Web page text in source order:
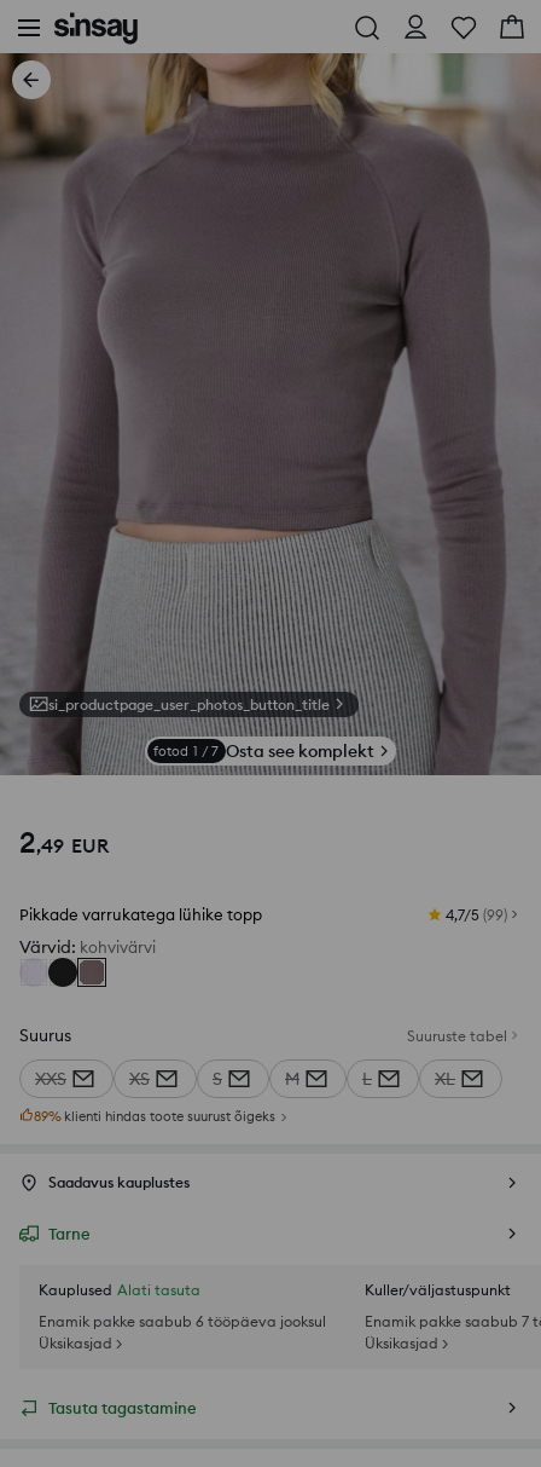
si_productpage_user_photos_button_title
fotod 1 / 7 Osta see komplekt
2,49 EUR
Pikkade varrukatega lühike topp 4,7/5 (99)
Värvid: kohvivärvi
Suurus Suuruste tabel
XXS XS S M L XL
89% klienti hindas toote suurust õigeks
Saadavus kauplustes
Tarne
Kauplused Alati tasuta
Enamik pakke saabub 6 tööpäeva jooksul
Üksikasjad >
Kuller/väljastuspunkt
Enamik pakke saabub 7
Üksikasjad >
Tasuta tagastamine